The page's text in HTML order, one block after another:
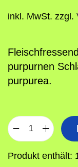
inkl. MwSt. zzgl.
purpurnen
purpurea.
F
Produkt enthält: